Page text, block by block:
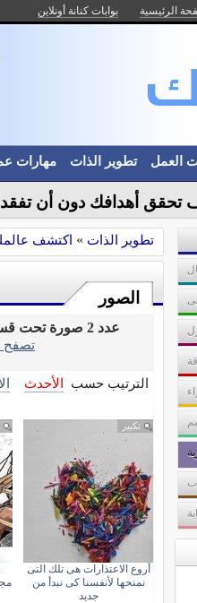
الرئيسية بوابات كنانة أونلاين
العمل تطوير الذات مهارات
تحقق أهدافك دون أن
تطوير الذات » اكتشف
الصور
عدد 2 صورة تحت قسم
تصفح
الترتيب حسب الأحدث
تكبير
أروع الاعتذارات هى تلك التى
نمنحها لأنفسنا كى نبدأ من
جديد